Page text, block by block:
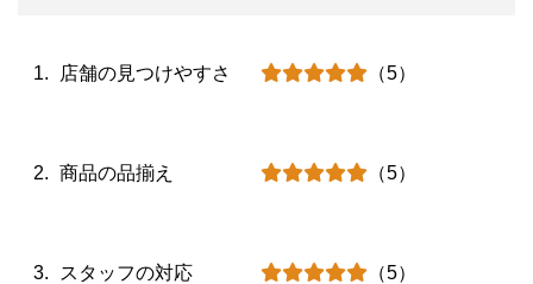
店舗の見つけやすさ （5）
商品の品揃え （5）
スタッフの対応 （5）